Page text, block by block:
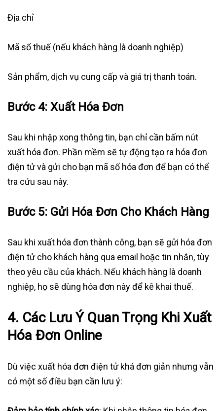
Địa chỉ
Mã số thuế (nếu khách hàng là doanh nghiệp)
Sản phẩm, dịch vụ cung cấp và giá trị thanh toán.
Bước 4: Xuất Hóa Đơn
Sau khi nhập xong thông tin, bạn chỉ cần bấm nút
xuất hóa đơn. Phần mềm sẽ tự động tạo ra hóa đơn
điện tử và gửi cho bạn mã số hóa đơn để bạn có thể
tra cứu sau này.
Bước 5: Gửi Hóa Đơn Cho Khách Hàng
Sau khi xuất hóa đơn thành công, bạn sẽ gửi hóa đơn
điện tử cho khách hàng qua email hoặc tin nhắn, tùy
theo yêu cầu của khách. Nếu khách hàng là doanh
nghiệp, họ sẽ dùng hóa đơn này để kê khai thuế.
4. Các Lưu Ý Quan Trọng Khi Xuất
Hóa Đơn Online
Dù việc xuất hóa đơn điện tử khá đơn giản nhưng vẫn
có một số điều bạn cần lưu ý: